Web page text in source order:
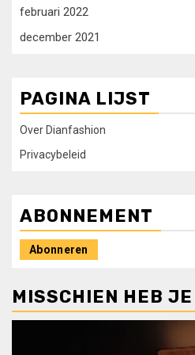
februari 2022
december 2021
PAGINA LIJST
Over Dianfashion
Privacybeleid
ABONNEMENT
Abonneren
MISSCHIEN HEB